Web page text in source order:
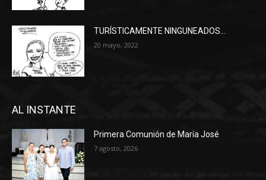
TURÍSTICAMENTE NINGUNEADOS…
20 mayo, 2022
AL INSTANTE
Primera Comunión de María José
7 agosto, 2026